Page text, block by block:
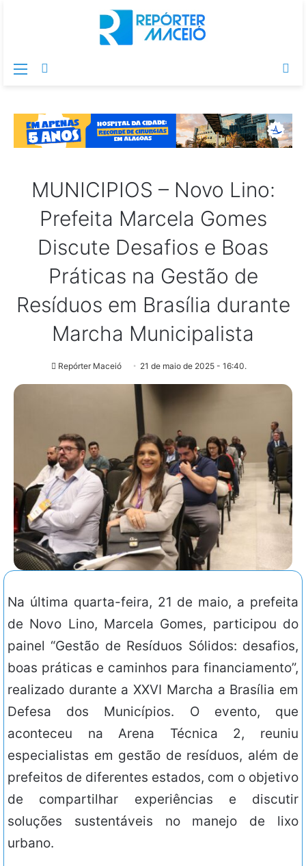
Menu
MUNICIPIOS – Novo Lino:
Prefeita Marcela Gomes
Discute Desafios e Boas
Práticas na Gestão de
Resíduos em Brasília durante
Marcha Municipalista
Repórter Maceió 21 de maio de 2025 - 16:40.
Na última quarta-feira, 21 de maio, a prefeita
de Novo Lino, Marcela Gomes, participou do
painel “Gestão de Resíduos Sólidos: desafios,
boas práticas e caminhos para financiamento”,
realizado durante a XXVI Marcha a Brasília em
Defesa dos Municípios. O evento, que
aconteceu na Arena Técnica 2, reuniu
especialistas em gestão de resíduos, além de
prefeitos de diferentes estados, com o objetivo
de compartilhar experiências e discutir
soluções sustentáveis no manejo de lixo
urbano.